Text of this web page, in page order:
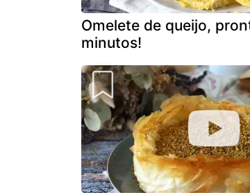
Omelete de queijo,
minutos!